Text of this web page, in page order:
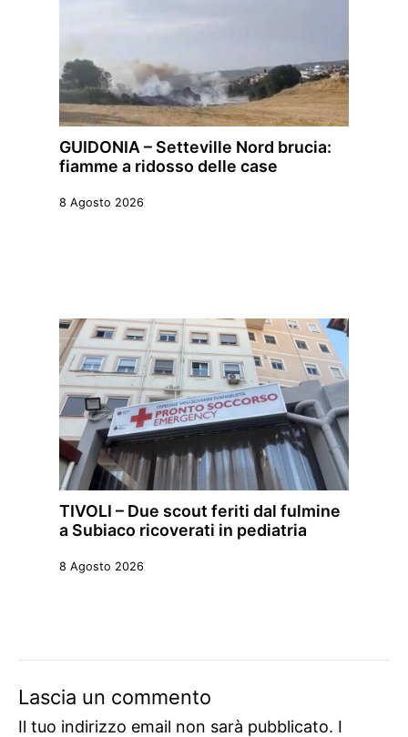
GUIDONIA – Setteville Nord brucia:
fiamme a ridosso delle case
8 Agosto 2026
TIVOLI – Due scout feriti dal fulmine
a Subiaco ricoverati in pediatria
8 Agosto 2026
Lascia un commento
Il tuo indirizzo email non sarà pubblicato. I